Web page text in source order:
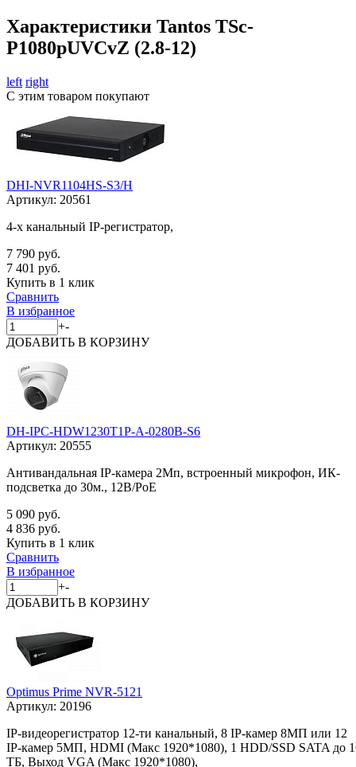
Характеристики Tantos TSc-
P1080pUVCvZ (2.8-12)
left right
С этим товаром покупают
DHI-NVR1104HS-S3/H
Артикул: 20561
4-х канальный IP-регистратор,
7 790 руб.
7 401 руб.
Купить в 1 клик
Сравнить
В избранное
+-
ДОБАВИТЬ В КОРЗИНУ
DH-IPC-HDW1230T1P-A-0280B-S6
Артикул: 20555
Антивандальная IP-камера 2Мп, встроенный микрофон, ИК-
подсветка до 30м., 12В/PoE
5 090 руб.
4 836 руб.
Купить в 1 клик
Сравнить
В избранное
+-
ДОБАВИТЬ В КОРЗИНУ
Optimus Prime NVR-5121
Артикул: 20196
IP-видеорегистратор 12-ти канальный, 8 IP-камер 8МП или 12
IP-камер 5МП, HDMI (Макс 1920*1080), 1 HDD/SSD SATA до
ТБ, Выход VGA (Макс 1920*1080),